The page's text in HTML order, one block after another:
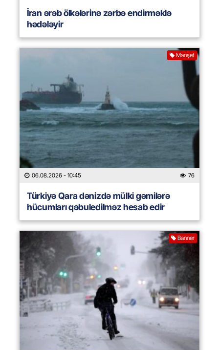
İran ərəb ölkələrinə zərbə endirməklə
hədələyir
Manşet
06.08.2026 - 10:45 76
Türkiyə Qara dənizdə mülki gəmilərə
hücumları qəbuledilməz hesab edir
Banner